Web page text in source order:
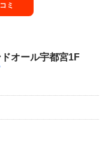
ミ
オール宇都宮1F